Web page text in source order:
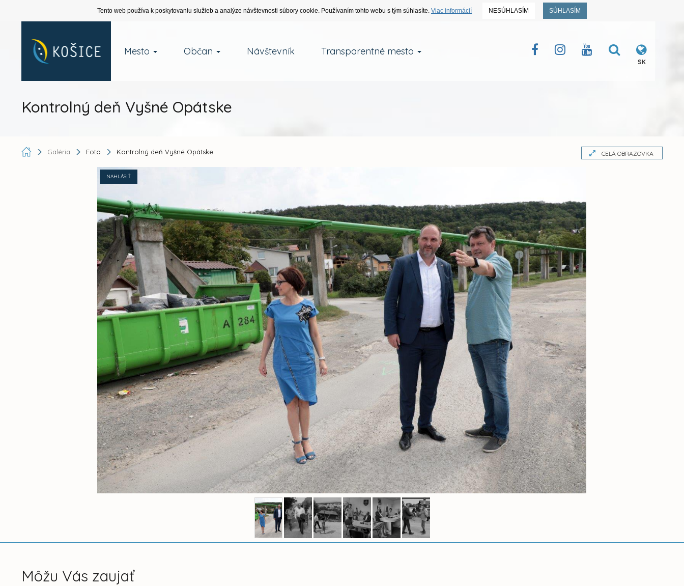
Tento web používa k poskytovaniu služieb a analýze návštevnosti súbory cookie. Používaním tohto webu s tým súhlasíte. Viac informácií NESÚHLASÍM SÚHLASÍM
Mesto Občan Návštevník Transparentné mesto
SK
Kontrolný deň Vyšné Opátske
Galéria Foto Kontrolný deň Vyšné Opátske CELÁ OBRAZOVKA
NAHLÁSIŤ
Môžu Vás zaujať